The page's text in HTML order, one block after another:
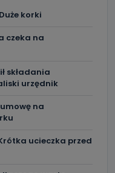
korki
czeka na
składania
urzędnik
na
ucieczka przed